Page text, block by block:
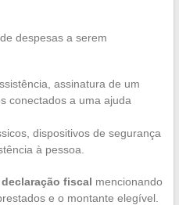
despesas a serem
assinatura de um
conectados a uma ajuda
dispositivos de segurança
à pessoa.
declaração fiscal mencionando
e o montante elegível.